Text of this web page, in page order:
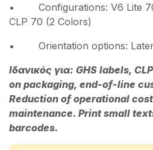
• Configurations: V6 Lite
CLP 70 (2 Colors)
• Orientation options:
Ιδανικός για: GHS labels,
on packaging, end-of-line
Reduction of operational
maintenance. Print small
barcodes.